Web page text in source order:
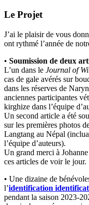
Le Projet
J’ai le plaisir de vous
ont rythmé l’année de
• Soumission de deux
L’un dans le Journal of
cas de gale avérés sur
dans les réserves de
anciennes participantes
kirghize dans l’équipe
Un second article a été
sur les premières photos
Langtang au Népal
l’équipe d’auteurs).
Un grand merci à
ces articles de voir le jour.
• Une dizaine de
l’identification
pendant la saison 2023-